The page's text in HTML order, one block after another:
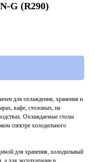
G (R290)
для охлаждения, хранения и
кафе, столовых, на
Охлаждаемые столы
спектре холодильного
для хранения, холодильный